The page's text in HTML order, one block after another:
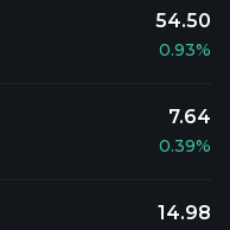
54.50
0.93%
7.64
0.39%
14.98